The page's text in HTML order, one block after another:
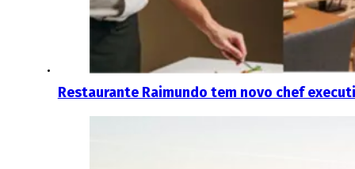
Restaurante Raimundo tem novo chef